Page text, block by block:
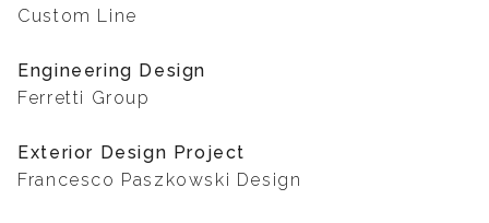
Custom Line
Engineering Design
Ferretti Group
Exterior Design Project
Francesco Paszkowski Design